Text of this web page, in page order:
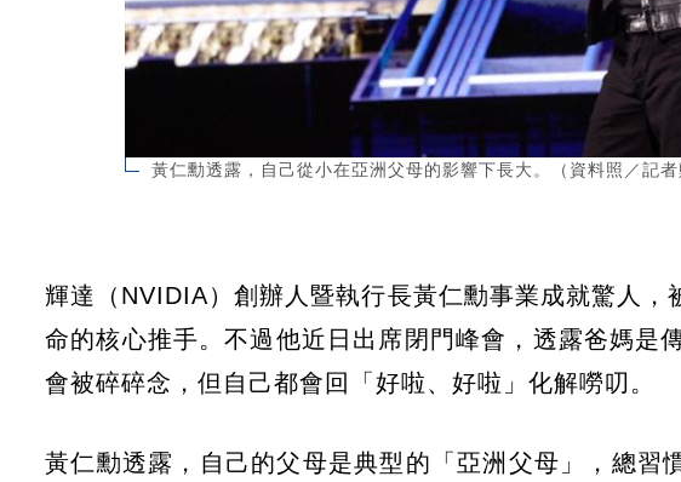
黃仁勳透露，自己從小在亞洲父母的影響下長大。（資料照／記者
輝達（NVIDIA）創辦人暨執行長黃仁勳事業成就驚人
命的核心推手。不過他近日出席閉門峰會，透露爸媽是
會被碎碎念，但自己都會回「好啦、好啦」化解嘮叨。
黃仁勳透露，自己的父母是典型的「亞洲父母」，總習